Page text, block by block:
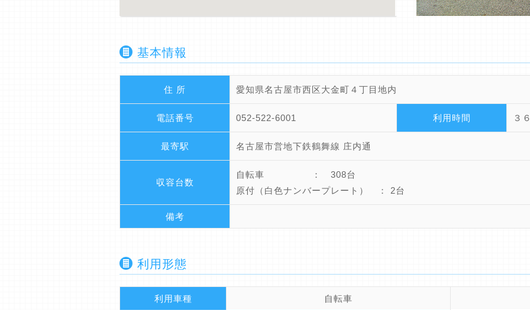
基本情報
住 所 愛知県名古屋市西区大金町４丁目地内
電話番号 052-522-6001 利用時間 ３
最寄駅 名古屋市営地下鉄鶴舞線 庄内通
収容台数
自転車 ： 308台
原付（白色ナンバープレート） ： 2台
備考
利用形態
利用車種 自転車